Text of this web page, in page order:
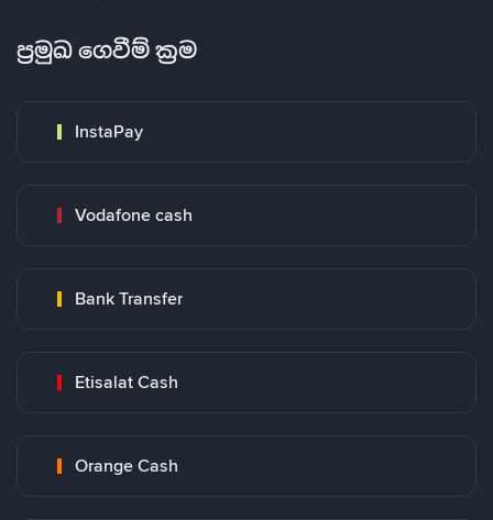
ප්‍රමුඛ ගෙවීම් ක්‍රම
InstaPay
Vodafone cash
Bank Transfer
Etisalat Cash
Orange Cash